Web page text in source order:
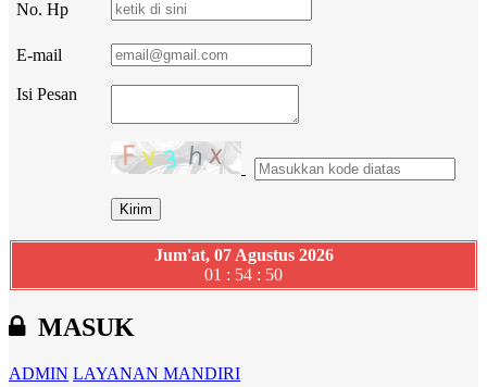
No. Hp
E-mail
Isi Pesan
Jum'at, 07 Agustus 2026
01 : 54 : 51
MASUK
ADMIN LAYANAN MANDIRI